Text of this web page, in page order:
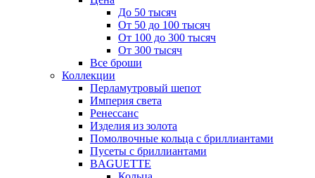
До 50 тысяч
От 50 до 100 тысяч
От 100 до 300 тысяч
От 300 тысяч
Все броши
Коллекции
Перламутровый шепот
Империя света
Ренессанс
Изделия из золота
Помолвочные кольца с бриллиантами
Пусеты с бриллиантами
BAGUETTE